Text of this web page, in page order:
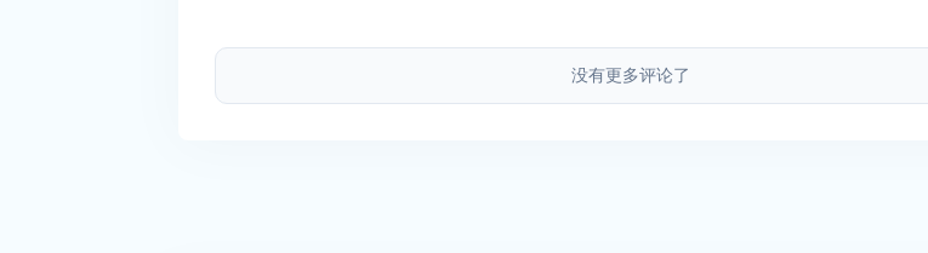
没有更多评论了